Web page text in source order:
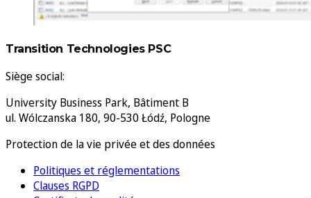
Transition Technologies PSC
Siège social:
University Business Park, Bâtiment B
ul. Wólczanska 180, 90-530 Łódź, Pologne
Protection de la vie privée et des données
Politiques et réglementations
Clauses RGPD